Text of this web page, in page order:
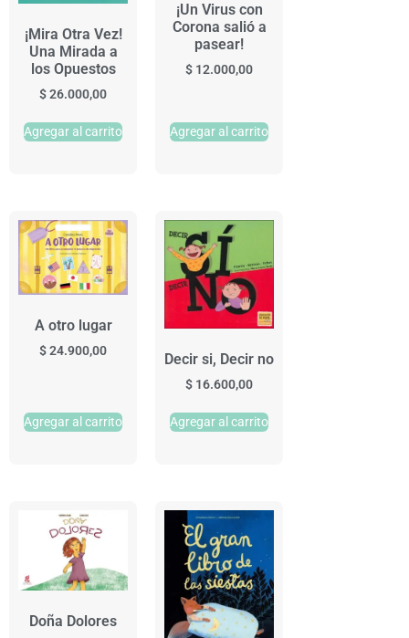
¡Mira Otra Vez!
Una Mirada a
los Opuestos
$26.000,00
Agregar al carrito
¡Un Virus con
Corona salió a
pasear!
$ 12.000,00
Agregar al carrito
A otro lugar
$24.900,00
Agregar al carrito
Decir si, Decir no
$ 16.600,00
Agregar al carrito
Doña Dolores